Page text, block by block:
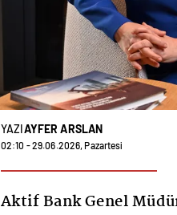
YAZIAYFER ARSLAN
02:10 - 29.06.2026, Pazartesi
Aktif Bank Genel